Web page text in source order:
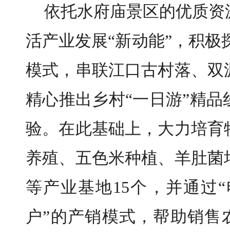
依托水府庙景区的优质
活产业发展“新动能”，积极
模式，串联江口古村落、
精心推出乡村“一日游”精
验。在此基础上，大力培
养殖、五色米种植、羊肚
等产业基地15个，并通过
户”的产销模式，帮助销